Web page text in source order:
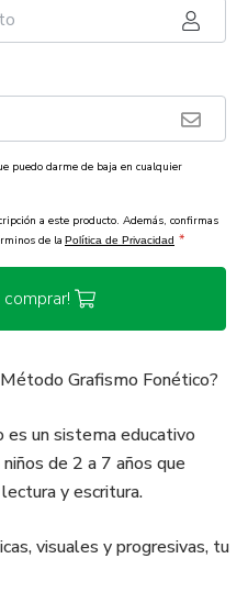
puedo darme de baja en cualquier
a este producto. Además, confirmas
de la Política de Privacidad *
comprar!
Grafismo Fonético?
un sistema educativo
de 2 a 7 años que
y escritura.
visuales y progresivas, tu